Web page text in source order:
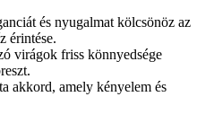
és nyugalmat kölcsönöz az
érintése.
virágok friss könnyedsége
akkord, amely kényelem és